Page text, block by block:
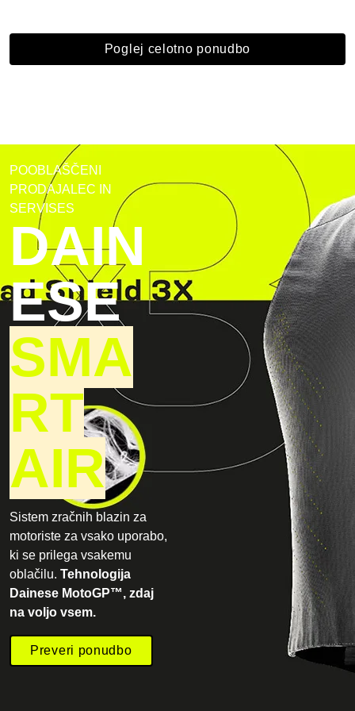
Poglej celotno ponudbo
POOBLAŠČENI
PRODAJALEC IN
SERVISES
DAIN
ESE
SMA
RT
AIR
Sistem zračnih blazin za
motoriste za vsako uporabo,
ki se prilega vsakemu
oblačilu. Tehnologija
Dainese MotoGP™, zdaj
na voljo vsem.
Preveri ponudbo